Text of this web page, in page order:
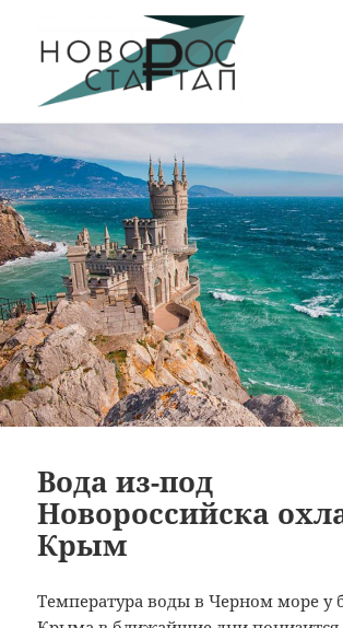
Новорос Стартап
Вода из-под
Новороссийска
Крым
Температура воды в Черном море у